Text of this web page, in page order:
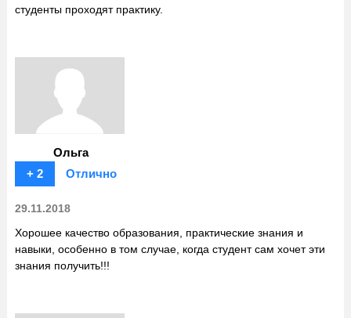
студенты проходят практику.
Ольга
+ 2
Отлично
29.11.2018
Хорошее качество образования, практические знания и
навыки, особенно в том случае, когда студент сам хочет эти
знания получить!!!